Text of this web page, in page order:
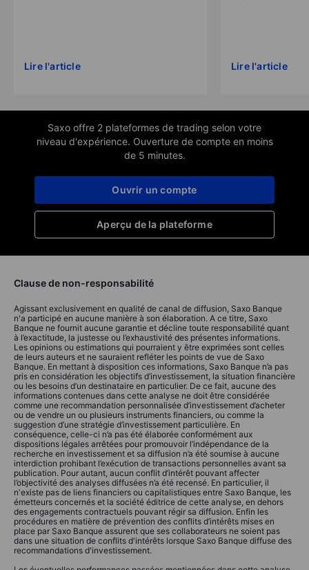
Lire l'article Lire l'article
Saxo offre 2 plateformes de trading selon votre
niveau d'expérience. Ouverture de compte en moins
de 5 minutes.
Aperçu de la plateforme
Ouvrir un compte
Clause de non-responsabilité
Agissant exclusivement en qualité de canal de diffusion, Saxo Banque
n'a participé en aucune manière à son élaboration. A ce titre, Saxo
Banque ne fournit aucune garantie et décline toute responsabilité quant
à l’exactitude, la justesse ou l’exhaustivité des présentes informations.
Les opinions ou estimations qui pourraient y être exprimées sont celles
de leurs auteurs et ne sauraient refléter les points de vue de Saxo
Banque. En mettant à disposition ces informations, Saxo Banque n’a pas
pris en considération les objectifs d’investissement, la situation financière
ou les besoins d’un destinataire en particulier. De ce fait, aucune des
informations contenues dans cette analyse ne doit être considérée
comme une recommandation personnalisée d’investissement d’acheter
ou de vendre un ou plusieurs instruments financiers, ou comme la
suggestion d’une stratégie d’investissement particulière. En
conséquence, celle-ci n’a pas été élaborée conformément aux
dispositions légales arrêtées pour promouvoir l’indépendance de la
recherche en investissement et sa diffusion n’a été soumise à aucune
interdiction prohibant l’exécution de transactions personnelles avant sa
publication. Pour autant, aucun conflit d’intérêt pouvant affecter
l’objectivité des analyses diffusées n’a été recensé. En particulier, il
n'existe pas de liens financiers ou capitalistiques entre Saxo Banque, les
émetteurs concernés et la société éditrice de cette analyse, en dehors
des engagements contractuels pouvant régir sa diffusion. Enfin les
procédures en matière de prévention des conflits d’intérêts mises en
place par Saxo Banque assurent que ses collaborateurs ne soient pas
dans une situation de conflits d'intérêts lorsque Saxo Banque diffuse des
recommandations d'investissement.